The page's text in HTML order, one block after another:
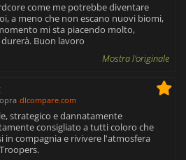
come me potrebbe diventare
a meno che non escano nuovi biomi,
mi sta piacendo molto,
Buon lavoro
Mostra l'originale
dlcompare.com
strategico e dannatamente
consigliato a tutti coloro che
in compagnia e rivivere l'atmosfera